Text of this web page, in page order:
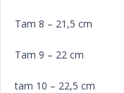
Tam 8 – 21,5 cm
Tam 9 – 22 cm
tam 10 – 22,5 cm